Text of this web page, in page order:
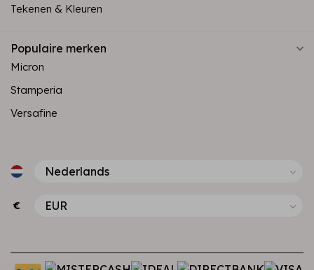
Tekenen & Kleuren
Populaire merken
Micron
Stamperia
Versafine
€